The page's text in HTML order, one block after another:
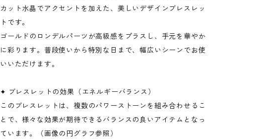
カット水晶でアクセントを加えた、美しいデザインブレスレッ
トです。
ゴールドのロンデルパーツが高級感をプラスし、手元を華やか
に彩ります。普段使いから特別な日まで、幅広いシーンでお使
いいただけます。
✦ ブレスレットの効果（エネルギーバランス）
このブレスレットは、複数のパワーストーンを組み合わせるこ
とで、様々な効果が期待できるバランスの良いアイテムとなっ
ています。（画像の円グラフ参照）